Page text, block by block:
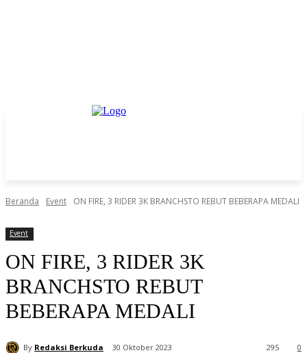
Beranda Event ON FIRE, 3 RIDER 3K BRANCHSTO REBUT BEBERAPA MEDALI
Event
ON FIRE, 3 RIDER 3K
BRANCHSTO REBUT
BEBERAPA MEDALI
By Redaksi Berkuda 30 Oktober 2023 0
295